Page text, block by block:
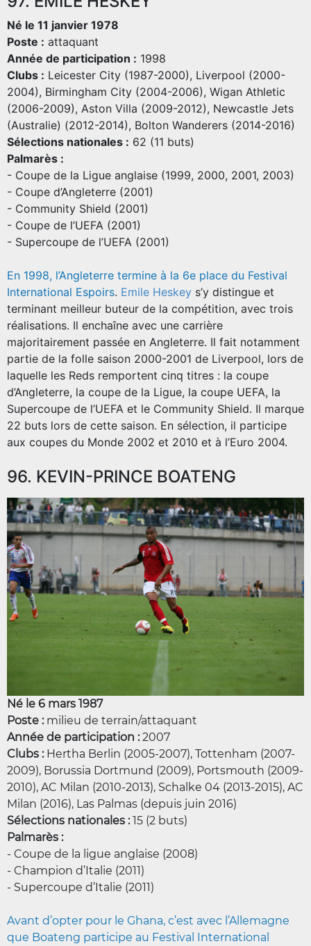
Né le 11 janvier 1978
Poste : attaquant
Année de participation : 1998
Clubs : Leicester City (1987-2000), Liverpool (2000-
2004), Birmingham City (2004-2006), Wigan Athletic
(2006-2009), Aston Villa (2009-2012), Newcastle Jets
(Australie) (2012-2014), Bolton Wanderers (2014-2016)
Sélections nationales : 62 (11 buts)
Palmarès :
- Coupe de la Ligue anglaise (1999, 2000, 2001, 2003)
- Coupe d’Angleterre (2001)
- Community Shield (2001)
- Coupe de l’UEFA (2001)
- Supercoupe de l’UEFA (2001)
En 1998, l’Angleterre termine à la 6e place du Festival
International Espoirs. Emile Heskey s’y distingue et
terminant meilleur buteur de la compétition, avec trois
réalisations. Il enchaîne avec une carrière
majoritairement passée en Angleterre. Il fait notamment
partie de la folle saison 2000-2001 de Liverpool, lors de
laquelle les Reds remportent cinq titres : la coupe
d’Angleterre, la coupe de la Ligue, la coupe UEFA, la
Supercoupe de l’UEFA et le Community Shield. Il marque
22 buts lors de cette saison. En sélection, il participe
aux coupes du Monde 2002 et 2010 et à l’Euro 2004.
96. KEVIN-PRINCE BOATENG
Né le 6 mars 1987
Poste :milieu de terrain/attaquant
Année de participation :2007
Clubs : Hertha Berlin (2005-2007), Tottenham (2007-
2009), Borussia Dortmund (2009), Portsmouth (2009-
2010), AC Milan (2010-2013), Schalke 04 (2013-2015), AC
Milan (2016), Las Palmas (depuis juin 2016)
Sélections nationales :15 (2 buts)
Palmarès :
- Coupe de la ligue anglaise (2008)
- Champion d’Italie (2011)
- Supercoupe d’Italie (2011)
Avant d’opter pour le Ghana, c’est avec l’Allemagne
que Boateng participe au Festival International